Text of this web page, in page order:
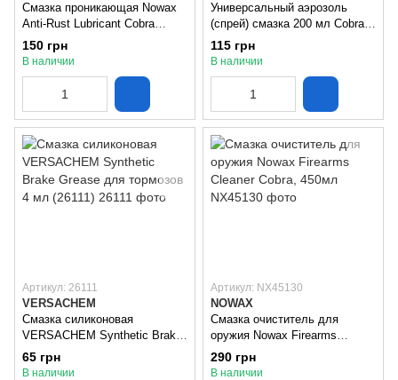
Смазка проникающая Nowax
Anti-Rust Lubricant Cobra
жидкий ключ 450мл
150 грн
В наличии
Универсальный аэрозоль
(спрей) смазка 200 мл Cobra
NX-40 (NX20400)
115 грн
В наличии
Артикул: 26111
VERSACHEM
Смазка силиконовая
VERSACHEM Synthetic Brake
Grease для тормозов 4 мл
(26111)
65 грн
В наличии
Артикул: NX45130
NOWAX
Смазка очиститель для
оружия Nowax Firearms
Cleaner Cobra, 450мл
290 грн
В наличии